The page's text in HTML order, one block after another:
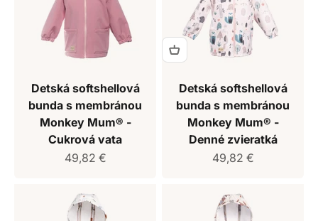
Detská softshellová
bunda s membránou
Monkey Mum® -
Cukrová vata
Predajná cena
49,82 €
Detská softshellová
bunda s membránou
Monkey Mum® -
Denné zvieratká
Predajná cena
49,82 €